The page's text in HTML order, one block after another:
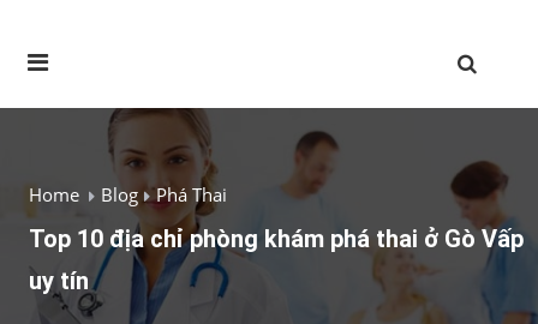
Home Blog Phá Thai
Top 10 địa chỉ phòng khám phá thai ở Gò Vấp
uy tín